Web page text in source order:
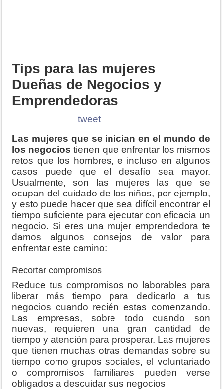
Tips para las mujeres
Dueñas de Negocios y
Emprendedoras
tweet
Las mujeres que se inician en el mundo de
los negocios tienen que enfrentar los mismos
retos que los hombres, e incluso en algunos
casos puede que el desafío sea mayor.
Usualmente, son las mujeres las que se
ocupan del cuidado de los niños, por ejemplo,
y esto puede hacer que sea difícil encontrar el
tiempo suficiente para ejecutar con eficacia un
negocio. Si eres una mujer emprendedora te
damos algunos consejos de valor para
enfrentar este camino:
Recortar compromisos
Reduce tus compromisos no laborables para
liberar más tiempo para dedicarlo a tus
negocios cuando recién estas comenzando.
Las empresas, sobre todo cuando son
nuevas, requieren una gran cantidad de
tiempo y atención para prosperar. Las mujeres
que tienen muchas otras demandas sobre su
tiempo como grupos sociales, el voluntariado
o compromisos familiares pueden verse
obligados a descuidar sus negocios